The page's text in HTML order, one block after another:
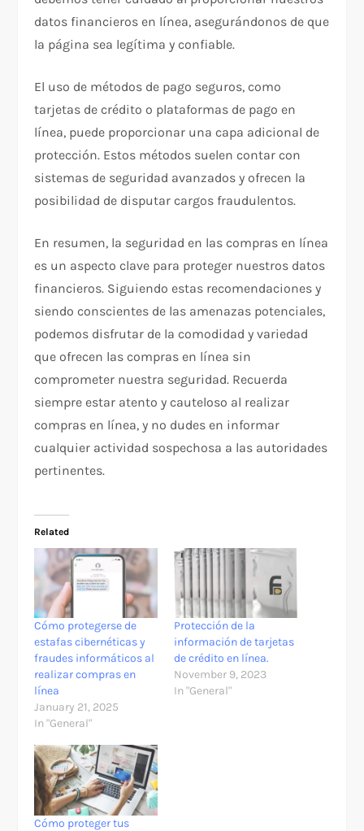
datos financieros en línea, asegurándonos de que
la página sea legítima y confiable.
El uso de métodos de pago seguros, como
tarjetas de crédito o plataformas de pago en
línea, puede proporcionar una capa adicional de
protección. Estos métodos suelen contar con
sistemas de seguridad avanzados y ofrecen la
posibilidad de disputar cargos fraudulentos.
En resumen, la seguridad en las compras en línea
es un aspecto clave para proteger nuestros datos
financieros. Siguiendo estas recomendaciones y
siendo conscientes de las amenazas potenciales,
podemos disfrutar de la comodidad y variedad
que ofrecen las compras en línea sin
comprometer nuestra seguridad. Recuerda
siempre estar atento y cauteloso al realizar
compras en línea, y no dudes en informar
cualquier actividad sospechosa a las autoridades
pertinentes.
Related
Cómo protegerse de
estafas cibernéticas y
fraudes informáticos al
realizar compras en
línea
January 21, 2025
In "General"
Protección de la
información de tarjetas
de crédito en línea.
November 9, 2023
In "General"
Cómo proteger tus